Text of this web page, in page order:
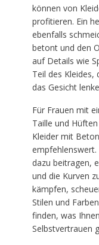
können von
profitieren. Ein
ebenfalls
betont und den
auf Details wie
Teil des
das Gesicht
Für Frauen mit
Taille und
Kleider mit
empfehlenswert.
dazu beitragen,
und die Kurven
kämpfen,
Stilen und
finden, was
Selbstvertrauen